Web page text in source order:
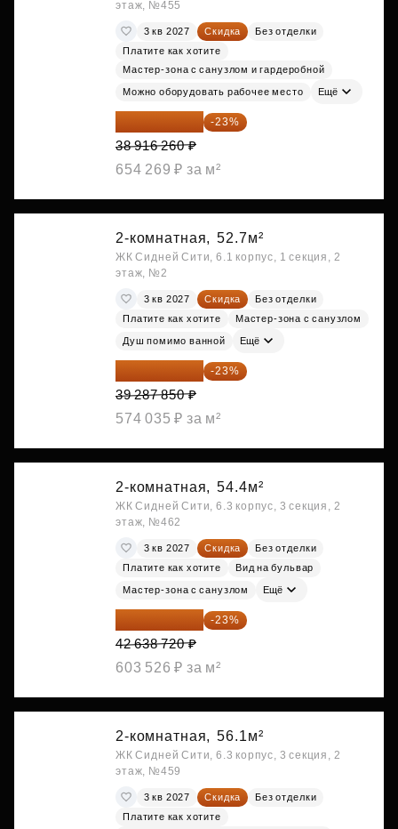
этаж, №455
3 кв 2027 Скидка
Без отделки
Платите как хотите
Мастер-зона с санузлом и гардеробной
Можно оборудовать рабочее место Ещё
29 965 520 ₽ -23%
38 916 260 ₽
654 269 ₽ за м²
2-комнатная, 52.7м²
ЖК Сидней Сити, 6.1 корпус, 1 секция, 2
этаж, №2
3 кв 2027 Скидка
Без отделки
Платите как хотите
Мастер-зона с санузлом
Душ помимо ванной Ещё
30 251 645 ₽ -23%
39 287 850 ₽
574 035 ₽ за м²
2-комнатная, 54.4м²
ЖК Сидней Сити, 6.3 корпус, 3 секция, 2
этаж, №462
3 кв 2027 Скидка
Без отделки
Платите как хотите
Вид на бульвар
Мастер-зона с санузлом Ещё
32 831 814 ₽ -23%
42 638 720 ₽
603 526 ₽ за м²
2-комнатная, 56.1м²
ЖК Сидней Сити, 6.3 корпус, 3 секция, 2
этаж, №459
3 кв 2027 Скидка
Без отделки
Платите как хотите